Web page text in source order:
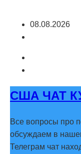
Перейти08.08.2026
США ЧАТ
Все вопросы про
обсуждаем в
Телеграм чат